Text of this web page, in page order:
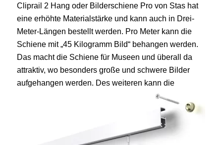
Cliprail 2 Hang oder Bilderschiene Pro von Stas hat
eine erhöhte Materialstärke und kann auch in Drei-
Meter-Längen bestellt werden. Pro Meter kann die
Schiene mit „45 Kilogramm Bild“ behangen werden.
Das macht die Schiene für Museen und überall da
attraktiv, wo besonders große und schwere Bilder
aufgehangen werden. Des weiteren kann die